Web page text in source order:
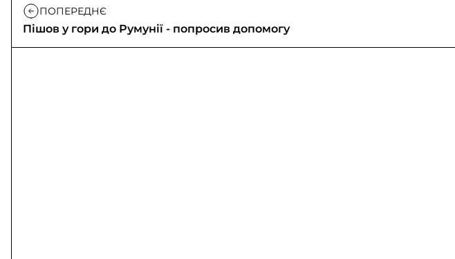
ПОПЕРЕДНЄ
Пішов у гори до Румунії - попросив допомогу